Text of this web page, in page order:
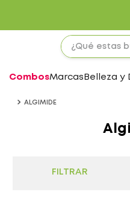
CombosMarcas Belleza y
ALGIMIDE
FILTRAR